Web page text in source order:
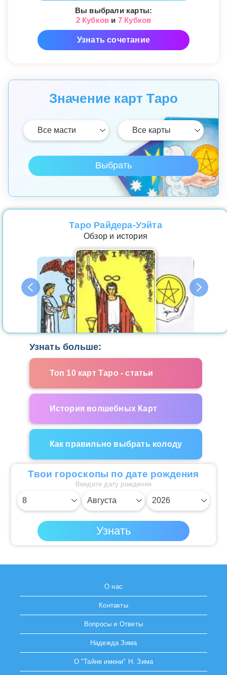
Вы выбрали карты:
2 Кубков и 7 Кубков
Узнать сочетание
Значение карт Таро
Таро Райдера-Уэйта
Обзор и история
Узнать больше:
Топ 10 карт Таро - статьи
История волшебных Карт
Как правильно выбрать колоду
Твои гороскопы по дате рождения
Введите дату рождения
О нас
Контакты
Вопросы и Ответы
Надежда Зима
О "Тайне имени" Н. Зима